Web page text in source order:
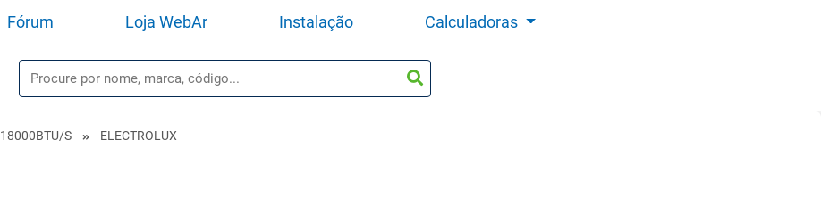
Fórum Loja WebAr Instalação Calculadoras
18000BTU/s ELECTROLUX